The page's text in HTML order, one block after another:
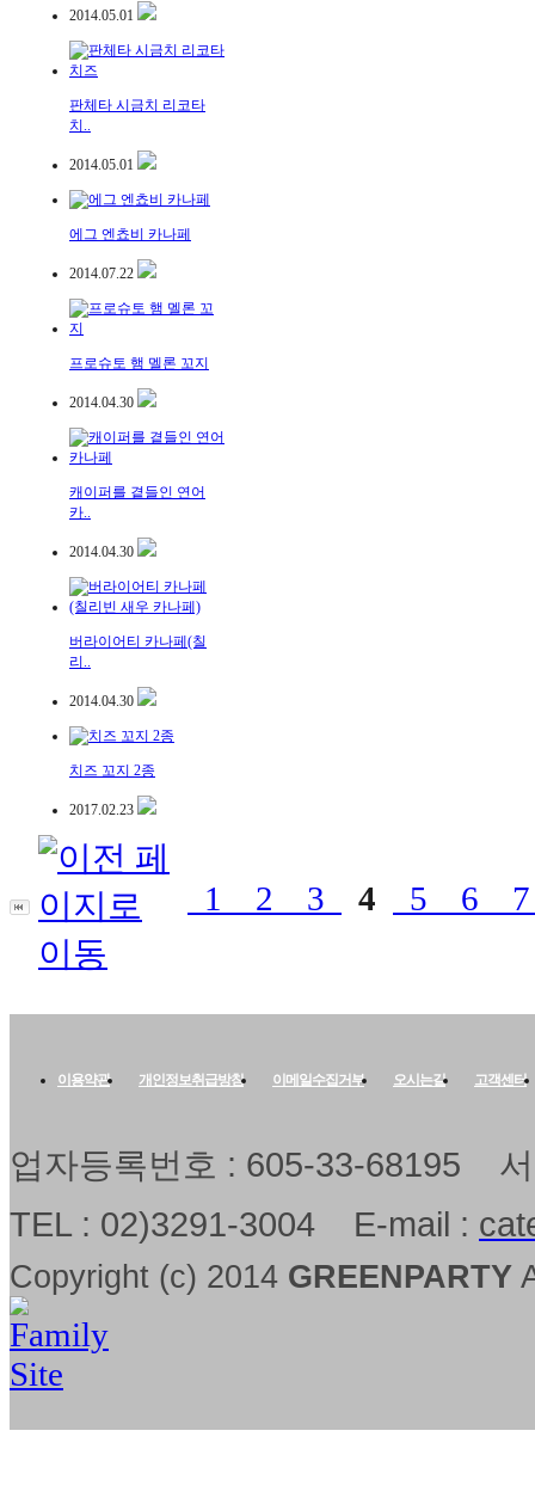
2014.05.01
판체타 시금치 리코타
치..
2014.05.01
에그 엔쵸비 카나페
2014.07.22
프로슈토 햄 멜론 꼬지
2014.04.30
캐이퍼를 곁들인 연어
카..
2014.04.30
버라이어티 카나페(칠
리..
2014.04.30
치즈 꼬지 2종
2017.02.23
1 2 3 4 5 6
이용약관 개인정보취급방침 이메일수집거부 오시는길 고객센터
업자등록번호 : 605-33-68195
TEL : 02)3291-3004 E-mail :
Copyright (c) 2014 GREENPARTY